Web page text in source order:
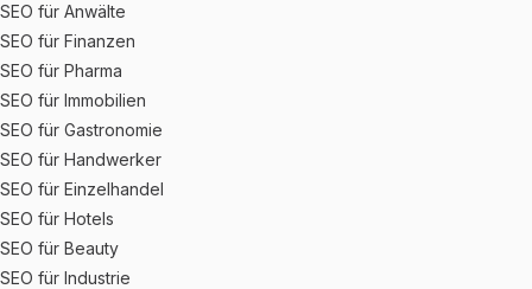
SEO für Anwälte
SEO für Finanzen
SEO für Pharma
SEO für Immobilien
SEO für Gastronomie
SEO für Handwerker
SEO für Einzelhandel
SEO für Hotels
SEO für Beauty
SEO für Industrie